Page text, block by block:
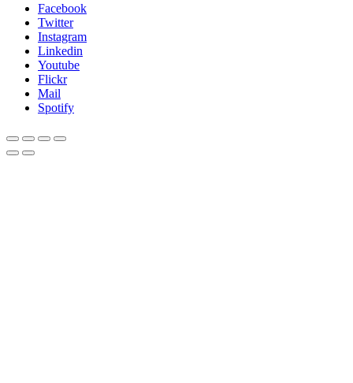
Facebook
Twitter
Instagram
Linkedin
Youtube
Flickr
Mail
Spotify